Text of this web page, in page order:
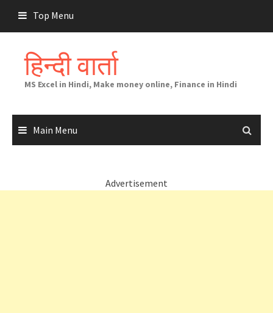
content
Top Menu
हिन्दी वार्ता
MS Excel in Hindi, Make money online, Finance in Hindi
Main Menu
Advertisement